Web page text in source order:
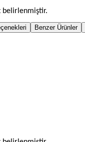
belirlenmiştir.
Benzer Ürünler